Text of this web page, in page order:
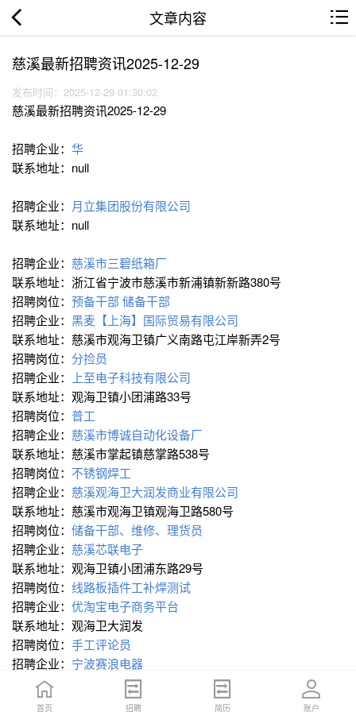
文章内容
慈溪最新招聘资讯2025-12-29
发布时间：2025-12-29 01:30:02
慈溪最新招聘资讯2025-12-29
招聘企业： 华
联系地址：null
招聘企业： 月立集团股份有限公司
联系地址：null
招聘企业： 慈溪市三碧纸箱厂
联系地址：浙江省宁波市慈溪市新浦镇新新路380号
招聘岗位： 预备干部 储备干部
招聘企业： 黑麦【上海】国际贸易有限公司
联系地址：慈溪市观海卫镇广义南路屯江岸新弄2号
招聘岗位： 分捡员
招聘企业：
上至电子科技有限公司
联系地址：观海卫镇小团浦路33号
招聘岗位： 普工
招聘企业： 慈溪市博诚自动化设备厂
联系地址：慈溪市掌起镇慈掌路538号
招聘岗位： 不锈钢焊工
招聘企业： 慈溪观海卫大润发商业有限公司
联系地址：慈溪市观海卫镇观海卫路580号
招聘岗位： 储备干部、维修、理货员
招聘企业： 慈溪芯联电子
联系地址：观海卫镇小团浦东路29号
招聘岗位： 线路板插件工补焊测试
招聘企业： 优淘宝电子商务平台
联系地址：观海卫大润发
招聘岗位： 手工评论员
招聘企业： 宁波赛浪电器
联系地址：崇寿镇绿色产业园区绿园3路258号
招聘岗位：
抛光工(三明烤盘抛毛刺)抬杆精面
首页 招聘 简历 账户
首页 招聘 简历 账户